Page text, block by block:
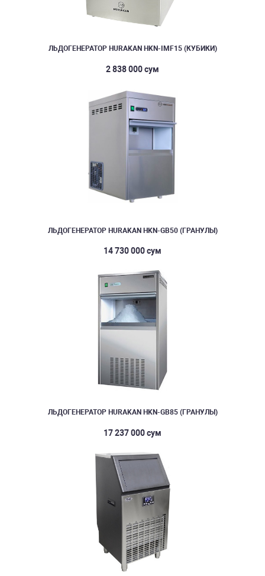
ЛЬДОГЕНЕРАТОР HURAKAN HKN-IMF15 (КУБИКИ)
2 838 000 сум
ЛЬДОГЕНЕРАТОР HURAKAN HKN-GB50 (ГРАНУЛЫ)
14 730 000 сум
ЛЬДОГЕНЕРАТОР HURAKAN HKN-GB85 (ГРАНУЛЫ)
17 237 000 сум